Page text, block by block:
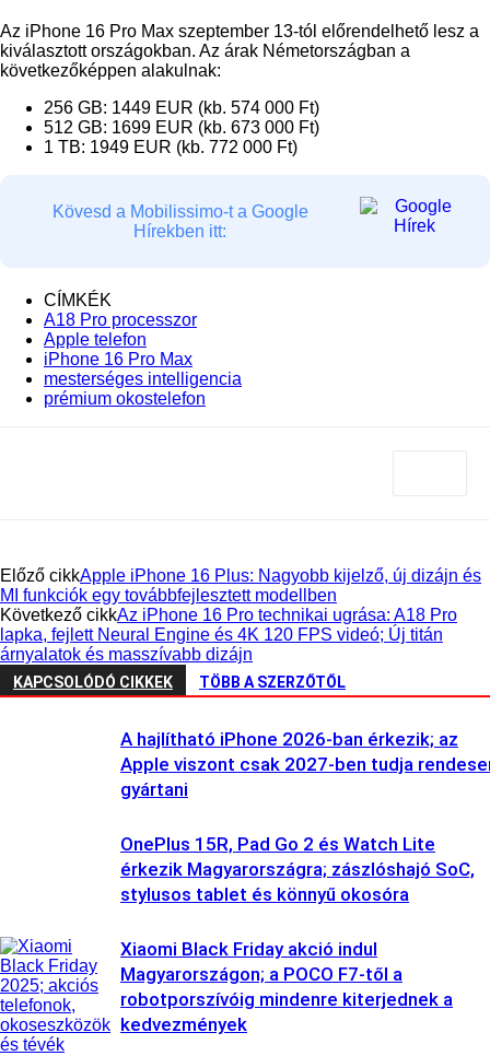
Az iPhone 16 Pro Max szeptember 13-tól előrendelhető lesz a
kiválasztott országokban. Az árak Németországban a
következőképpen alakulnak:
256 GB: 1449 EUR (kb. 574 000 Ft)
512 GB: 1699 EUR (kb. 673 000 Ft)
1 TB: 1949 EUR (kb. 772 000 Ft)
Kövesd a Mobilissimo-t a Google
Hírekben itt:
CÍMKÉK
A18 Pro processzor
Apple telefon
iPhone 16 Pro Max
mesterséges intelligencia
prémium okostelefon
Előző cikkApple iPhone 16 Plus: Nagyobb kijelző, új dizájn és
MI funkciók egy továbbfejlesztett modellben
Következő cikkAz iPhone 16 Pro technikai ugrása: A18 Pro
lapka, fejlett Neural Engine és 4K 120 FPS videó; Új titán
árnyalatok és masszívabb dizájn
KAPCSOLÓDÓ CIKKEK TÖBB A SZERZŐTŐL
A hajlítható iPhone 2026-ban érkezik; az
Apple viszont csak 2027-ben tudja
gyártani
OnePlus 15R, Pad Go 2 és Watch Lite
érkezik Magyarországra; zászlóshajó SoC,
stylusos tablet és könnyű okosóra
Xiaomi Black Friday akció indul
Magyarországon; a POCO F7-től a
robotporszívóig mindenre kiterjednek a
kedvezmények